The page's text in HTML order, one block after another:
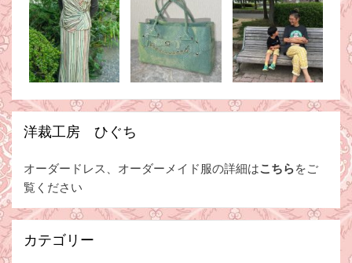
洋裁工房 ひぐち
オーダードレス、オーダーメイド服の詳細はこちらをご
覧ください
カテゴリー